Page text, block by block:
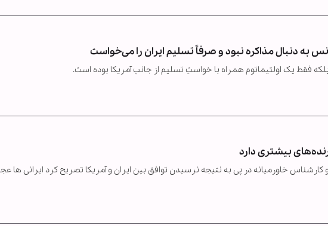
به دنبال مذاکره نبود و صرفاً تسلیم ایران را می‌خواست
فقط یک اولتیماتوم همراه با خواستِ تسلیم از جانب آمریکا بوده است.
بیشتری دارد
خاورمیانه در پی به نتیجه نرسیدن توافق بین ایران و آمریکا تصریح کرد ایرانی ها